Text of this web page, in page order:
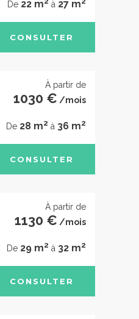
De 22 m à 27 m
CONSULTER
À partir de
1030 € /mois
De 28 m2 à 36 m2
CONSULTER
À partir de
1130 € /mois
De 29 m2 à 32 m2
CONSULTER